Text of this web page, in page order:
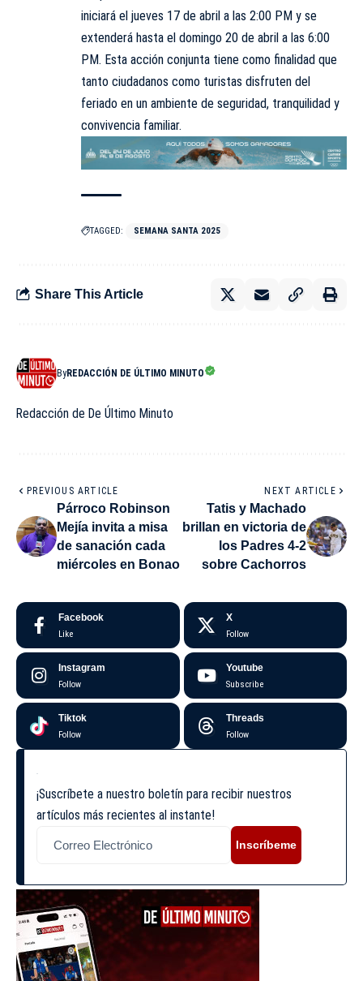
iniciará el jueves 17 de abril a las 2:00 PM y se
extenderá hasta el domingo 20 de abril a las 6:00
PM. Esta acción conjunta tiene como finalidad que
tanto ciudadanos como turistas disfruten del
feriado en un ambiente de seguridad, tranquilidad y
convivencia familiar.
TAGGED: SEMANA SANTA 2025
Share This Article
ByREDACCIÓN DE ÚLTIMO MINUTO
Redacción de De Último Minuto
PREVIOUS ARTICLE
Párroco Robinson
Mejía invita a misa
de sanación cada
miércoles en Bonao
NEXT ARTICLE
Tatis y Machado
brillan en victoria de
los Padres 4-2
sobre Cachorros
Facebook
Like
X
Follow
Instagram
Follow
Youtube
Subscribe
Tiktok
Follow
Threads
Follow
¡Suscríbete a nuestro boletín para recibir nuestros
artículos más recientes al instante!
Inscríbeme